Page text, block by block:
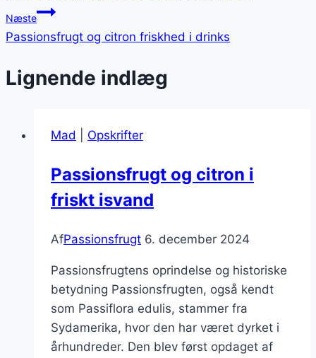
Næste
Passionsfrugt og citron friskhed i drinks
Lignende indlæg
Mad Opskrifter
Passionsfrugt og citron i
friskt isvand
AfPassionsfrugt 6. december 2024
Passionsfrugtens oprindelse og historiske
betydning Passionsfrugten, også kendt
som Passiflora edulis, stammer fra
Sydamerika, hvor den har været dyrket i
århundreder. Den blev først opdaget af